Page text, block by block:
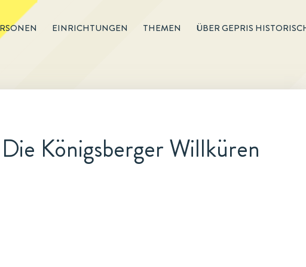
EINRICHTUNGEN THEMEN ÜBER GEPRIS
Königsberger Willküren